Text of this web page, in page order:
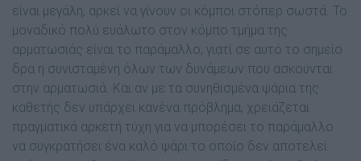
είναι µεγάλη, αρκεί να γίνουν οι κόµποι στόπερ σωστά. Το
µοναδικό πολύ ευάλωτο στον κόµπο τµήµα της
αρµατωσιάς είναι το παράµαλλο, γιατί σε αυτό το σηµείο
δρα η συνισταµένη όλων των δυνάµεων που ασκούνται
στην αρµατωσιά. Και αν µε τα συνηθισµένα ψάρια της
καθετής δεν υπάρχει κανένα πρόβληµα, χρειάζεται
πραγµατικά αρκετή τύχη για να µπορέσει το παράµαλλο
να συγκρατήσει ένα καλό ψάρι το οποίο δεν αποτελεί